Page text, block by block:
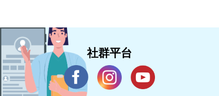
社群平台